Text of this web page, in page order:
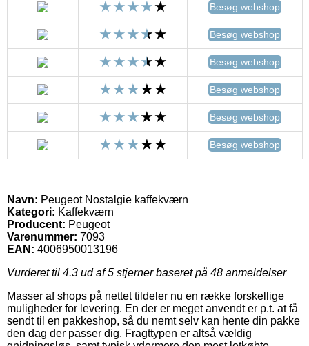
Besøg webshop
Besøg webshop
Besøg webshop
Besøg webshop
Besøg webshop
Besøg webshop
Navn: Peugeot Nostalgie kaffekværn
Kategori: Kaffekværn
Producent: Peugeot
Varenummer: 7093
EAN: 4006950013196
Vurderet til 4.3 ud af 5 stjerner baseret på 48 anmeldelser
Masser af shops på nettet tildeler nu en række forskellige
muligheder for levering. En der er meget anvendt er p.t. at få
sendt til en pakkeshop, så du nemt selv kan hente din pakke
den dag der passer dig. Fragttypen er altså vældig